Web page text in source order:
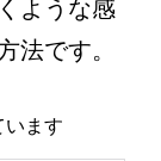
ような感
法です。